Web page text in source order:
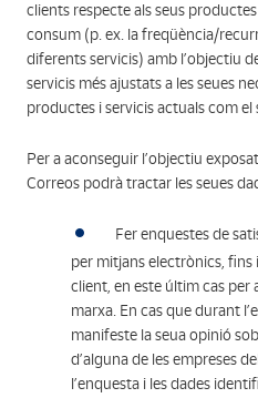
clients respecte als seus
consum (p. ex. la freqüència/
diferents servicis) amb l’objectiu
servicis més ajustats a les seues
productes i servicis actuals com
Per a aconseguir l’objectiu
Correos podrà tractar les seues
Fer enquestes de
per mitjans electrònics, fins
client, en este últim cas per
marxa. En cas que durant
manifeste la seua opinió
d’alguna de les empreses
l’enquesta i les dades